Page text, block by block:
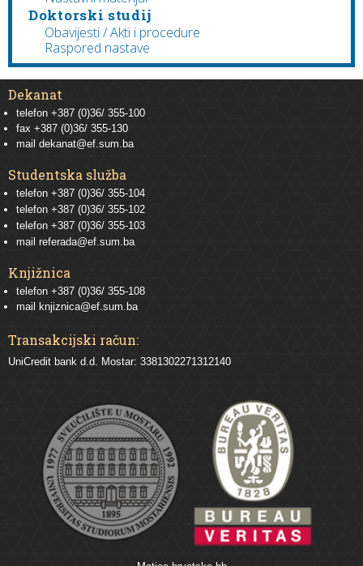
Doktorski studij
Obavijesti / Akti i procedure
Raspored nastave
Dekanat
telefon +387 (0)36/ 355-100
fax +387 (0)36/ 355-130
mail dekanat@ef.sum.ba
Studentska služba
telefon +387 (0)36/ 355-104
telefon +387 (0)36/ 355-102
telefon +387 (0)36/ 355-103
mail referada@ef.sum.ba
Knjižnica
telefon +387 (0)36/ 355-108
mail
knjiznica@ef.sum.ba
Transakcijski račun:
UniCredit bank d.d. Mostar: 3381302271312140